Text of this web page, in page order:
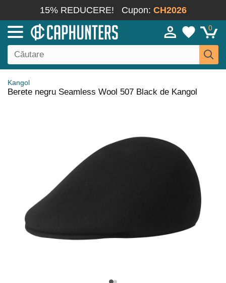
15% REDUCERE! Cupon: CH2026
0
Kangol
Berete negru Seamless Wool 507 Black de Kangol